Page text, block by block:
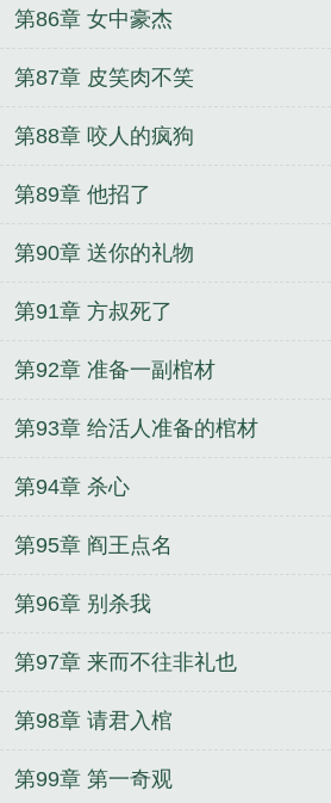
第86章 女中豪杰
第87章 皮笑肉不笑
第88章 咬人的疯狗
第89章 他招了
第90章 送你的礼物
第91章 方叔死了
第92章 准备一副棺材
第93章 给活人准备的棺材
第94章 杀心
第95章 阎王点名
第96章 别杀我
第97章 来而不往非礼也
第98章 请君入棺
第99章 第一奇观